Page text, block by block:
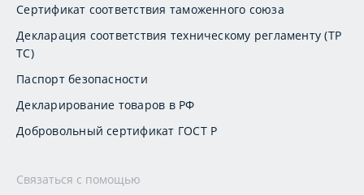
Сертификат соответствия таможенного союза
Декларация соответствия техническому регламенту (ТР
ТС)
Паспорт безопасности
Декларирование товаров в РФ
Добровольный сертификат ГОСТ Р
Связаться с помощью